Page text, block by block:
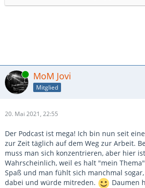
Online MoM Jovi
Mitglied
20. Mai 2021, 22:55
Der Podcast ist mega! Ich bin nun seit
zur Zeit täglich auf dem Weg zur Arbeit.
muss man sich konzentrieren, aber hier
Wahrscheinlich, weil es halt "mein
Spaß und man fühlt sich manchmal
dabei und würde mitreden.
Daumen